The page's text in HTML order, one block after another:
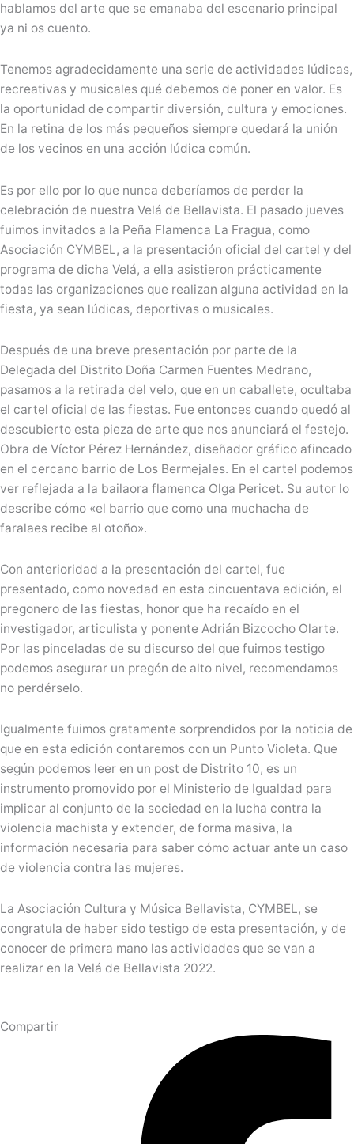
hablamos del arte que se emanaba del escenario principal
ya ni os cuento.
Tenemos agradecidamente una serie de actividades lúdicas,
recreativas y musicales qué debemos de poner en valor. Es
la oportunidad de compartir diversión, cultura y emociones.
En la retina de los más pequeños siempre quedará la unión
de los vecinos en una acción lúdica común.
Es por ello por lo que nunca deberíamos de perder la
celebración de nuestra Velá de Bellavista. El pasado jueves
fuimos invitados a la Peña Flamenca La Fragua, como
Asociación CYMBEL, a la presentación oficial del cartel y del
programa de dicha Velá, a ella asistieron prácticamente
todas las organizaciones que realizan alguna actividad en la
fiesta, ya sean lúdicas, deportivas o musicales.
Después de una breve presentación por parte de la
Delegada del Distrito Doña Carmen Fuentes Medrano,
pasamos a la retirada del velo, que en un caballete, ocultaba
el cartel oficial de las fiestas. Fue entonces cuando quedó al
descubierto esta pieza de arte que nos anunciará el festejo.
Obra de Víctor Pérez Hernández, diseñador gráfico afincado
en el cercano barrio de Los Bermejales. En el cartel podemos
ver reflejada a la bailaora flamenca Olga Pericet. Su autor lo
describe cómo «el barrio que como una muchacha de
faralaes recibe al otoño».
Con anterioridad a la presentación del cartel, fue
presentado, como novedad en esta cincuentava edición, el
pregonero de las fiestas, honor que ha recaído en el
investigador, articulista y ponente Adrián Bizcocho Olarte.
Por las pinceladas de su discurso del que fuimos testigo
podemos asegurar un pregón de alto nivel, recomendamos
no perdérselo.
Igualmente fuimos gratamente sorprendidos por la noticia de
que en esta edición contaremos con un Punto Violeta. Que
según podemos leer en un post de Distrito 10, es un
instrumento promovido por el Ministerio de Igualdad para
implicar al conjunto de la sociedad en la lucha contra la
violencia machista y extender, de forma masiva, la
información necesaria para saber cómo actuar ante un caso
de violencia contra las mujeres.
La Asociación Cultura y Música Bellavista, CYMBEL, se
congratula de haber sido testigo de esta presentación, y de
conocer de primera mano las actividades que se van a
realizar en la Velá de Bellavista 2022.
Compartir